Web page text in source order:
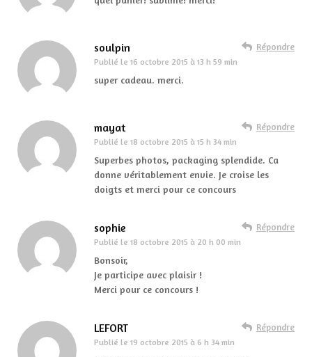
soulpin
Publié le 16 octobre 2015 à 13 h 59 min
Répondre
super cadeau. merci.
mayat
Publié le 18 octobre 2015 à 15 h 34 min
Répondre
Superbes photos, packaging splendide. Ca
donne véritablement envie. Je croise les
doigts et merci pour ce concours
sophie
Publié le 18 octobre 2015 à 20 h 00 min
Répondre
Bonsoir,
Je participe avec plaisir !
Merci pour ce concours !
LEFORT
Publié le 19 octobre 2015 à 6 h 34 min
Répondre